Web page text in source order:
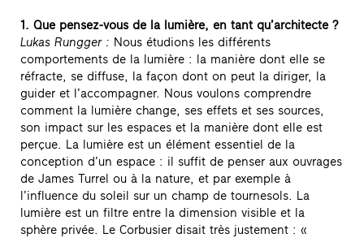
1. Que pensez-vous de la lumière, en tant qu’architecte ?
Lukas Rungger : Nous étudions les différents
comportements de la lumière : la manière dont elle se
réfracte, se diffuse, la façon dont on peut la diriger, la
guider et l’accompagner. Nous voulons comprendre
comment la lumière change, ses effets et ses sources,
son impact sur les espaces et la manière dont elle est
perçue. La lumière est un élément essentiel de la
conception d’un espace : il suffit de penser aux ouvrages
de James Turrel ou à la nature, et par exemple à
l’influence du soleil sur un champ de tournesols. La
lumière est un filtre entre la dimension visible et la
sphère privée. Le Corbusier disait très justement : «